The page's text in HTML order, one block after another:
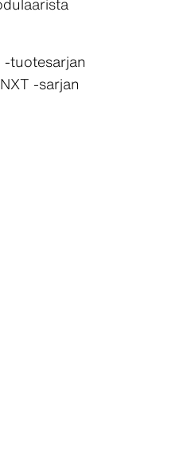
tuotesarjan
-sarjan